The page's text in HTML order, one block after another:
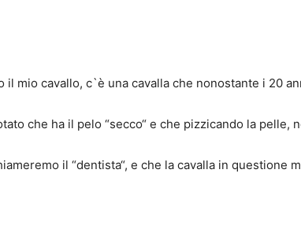
mio cavallo, c`è una cavalla che nonostante i 20
che ha il pelo “secco“ e che pizzicando la
il “dentista“, e che la cavalla in questione